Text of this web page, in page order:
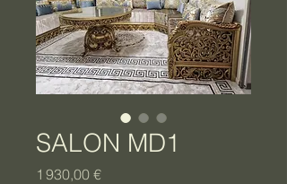
SALON MD1
1 930,00 €Prix